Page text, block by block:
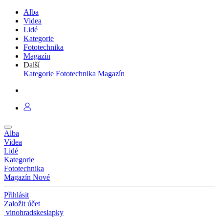
Alba
Videa
Lidé
Kategorie
Fototechnika
Magazín
Další
Kategorie Fototechnika Magazín
Alba
Videa
Lidé
Kategorie
Fototechnika
Magazín Nové
Přihlásit
Založit účet
vinohradskeslapky